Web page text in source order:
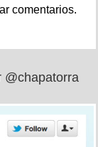
comentarios.
@chapatorra